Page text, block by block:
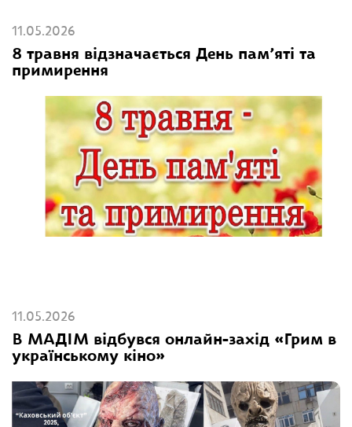
11.05.2026
8 травня відзначається День пам’яті та
примирення
11.05.2026
В МАДІМ відбувся онлайн-захід «Грим в
українському кіно»